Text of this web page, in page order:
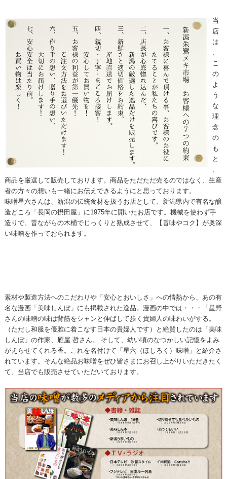
当
店
は
こ
の
よ
う
な
理
念
の
も
と
商品を厳選して販売しております。商品をただただ売るのではなく、生産
者の方々の想いも一緒にお伝えできるようにと思っております。
味噌星六さんは、新潟の伝統食材を扱うお店として、新潟県内で有名な醸
造どころ「長岡の摂田屋」に1975年に開いたお店です。機械を使わず手
造りで、昔ながらの木桶でじっくりと熟成させて、【旨味やコク】が奥深
い味噌を作っておられます。
素材や製造方法へのこだわりや「安心とおいしさ」への情熱から、あの有
名な漫画「美味しんぼ」にも掲載された逸品。漫画の中では・・・「星野
さんの味噌の味は背筋をシャンと伸ばして歩く貴婦人の味わいがする。
（ただし和服を優雅に着こなす日本の貴婦人です）と絶賛したのは「美味
しんぼ」の作家、雁屋 哲さん。 そして、幼い頃のなつかしい記憶をよみ
がえらせてくれる香。これを名付けて「星六（ほしろく）味噌」と紹介さ
れています。そんな絶品お味噌をぜひ皆さまにお召し上がりいただきたく
て、当店でも販売させていただいております。